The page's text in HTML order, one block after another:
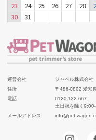
23
24 25 26 27 28
30
31
運営会社
ジャペル株式会社
住所
〒486-0802 愛知
電話
0120-122-667
土日祝を除く
メールアドレス
info@pet-